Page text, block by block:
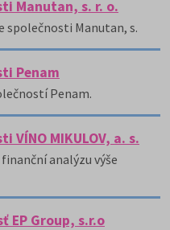
Manutan, s. r. o.
společnosti Manutan, s.
Penam
Penam.
VÍNO MIKULOV, a. s.
analýzu výše
EP Group, s.r.o